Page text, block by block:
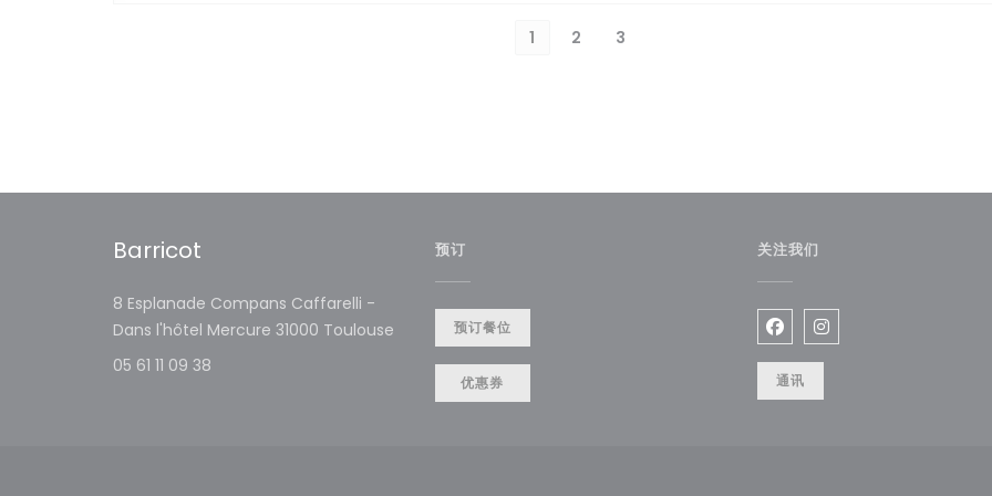
1 2 3
Barricot
8 Esplanade Compans Caffarelli -
Dans l'hôtel Mercure 31000 Toulouse ((在新窗口中打开))
05 61 11 09 38
预订
预订餐位
优惠券
关注我们
Facebook ((在新窗口中打
Instagram ((在新窗
通讯